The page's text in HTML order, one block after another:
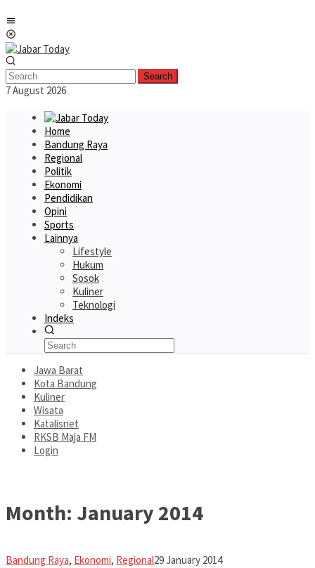
to
content
Search
7 August 2026
Home
Bandung Raya
Regional
Politik
Ekonomi
Pendidikan
Opini
Sports
Lainnya
Lifestyle
Hukum
Sosok
Kuliner
Teknologi
Indeks
Jawa Barat
Kota Bandung
Kuliner
Wisata
Katalisnet
RKSB Maja FM
Login
Month: January 2014
Bandung Raya, Ekonomi, RegionalJabar
29 January 2014